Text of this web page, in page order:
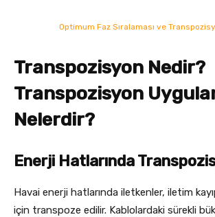
Optimum Faz Sıralaması ve
Transpozisyon Nedir?
Transpozisyon
Nelerdir?
Enerji Hatlarında
Havai enerji hatlarında iletkenler, iletim
için transpoze edilir. Kablolardaki sürekli